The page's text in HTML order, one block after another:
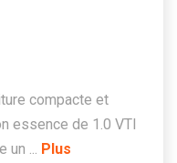
compacte et
essence de 1.0 VTI
... Plus